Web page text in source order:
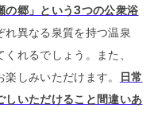
の郷」という3つの公衆浴
れ異なる泉質を持つ温泉
れるでしょう。
また、
しみいただけます。
日常
しいただけること間違いあ